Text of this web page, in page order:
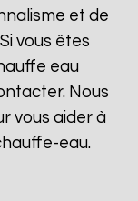
et de
vous êtes
eau
Nous
vous aider à
eau.